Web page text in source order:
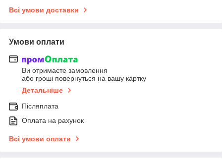
Всі умови доставки
Умови оплати
Ви отримаєте замовлення
або гроші повернуться на вашу картку
Детальніше
Післяплата
Оплата на рахунок
Всі умови оплати